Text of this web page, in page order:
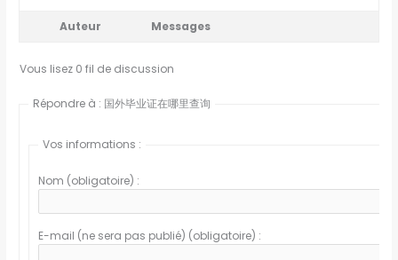
Auteur Messages
Vous lisez 0 fil de discussion
Répondre à : 国外毕业证在哪里查询
Vos informations :
Nom (obligatoire) :
E-mail (ne sera pas publié) (obligatoire) :